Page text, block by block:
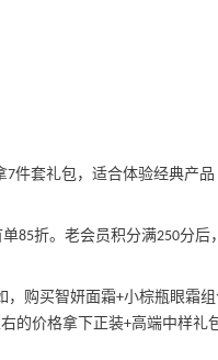
7件套礼包，适合体验经典产
85折。老会员积分满250分后
，购买智妍面霜+小棕瓶眼霜
的价格拿下正装+高端中样礼
RFM Denim